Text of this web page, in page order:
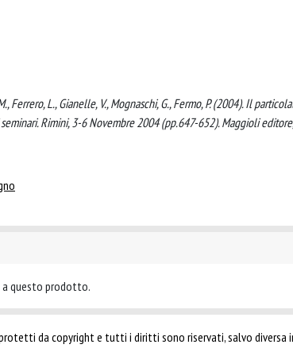
Ferrero, L., Gianelle, V., Mognaschi, G., Fermo, P. (2004). Il
Rimini, 3-6 Novembre 2004 (pp.647-652). Maggioli
a questo prodotto.
da copyright e tutti i diritti sono riservati, salvo diversa